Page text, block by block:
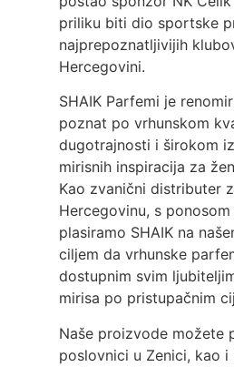
priliku biti dio sportske
najprepoznatljivijih
Hercegovini.
SHAIK Parfemi je
poznat po vrhunskom
dugotrajnosti i širokom
mirisnih inspiracija za
Kao zvanični distributer
Hercegovinu, s
plasiramo SHAIK na
ciljem da vrhunske
dostupnim svim
mirisa po pristupačnim
Naše proizvode možete
poslovnici u Zenici, kao i